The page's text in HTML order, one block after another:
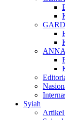
Syiah
Artikel